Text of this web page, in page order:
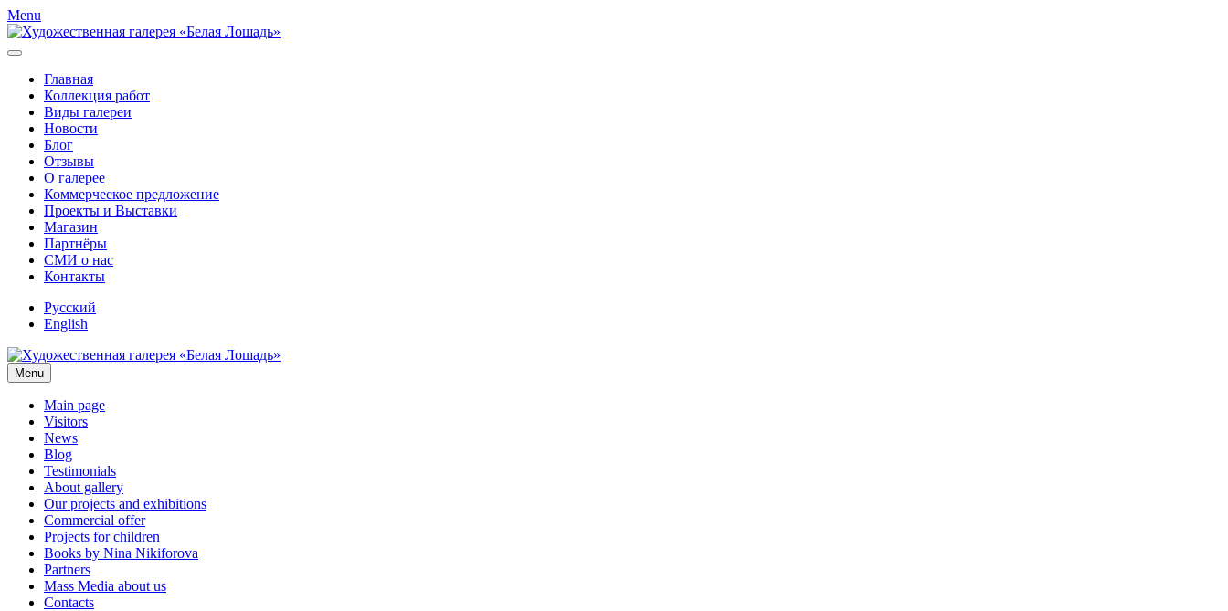
Menu
Главная
Коллекция работ
Виды галереи
Новости
Блог
Отзывы
О галерее
Коммерческое предложение
Проекты и Выставки
Магазин
Партнёры
СМИ о нас
Контакты
Русский
English
Menu
Main page
Visitors
News
Blog
Testimonials
About gallery
Our projects and exhibitions
Commercial offer
Projects for children
Books by Nina Nikiforova
Partners
Mass Media about us
Contacts